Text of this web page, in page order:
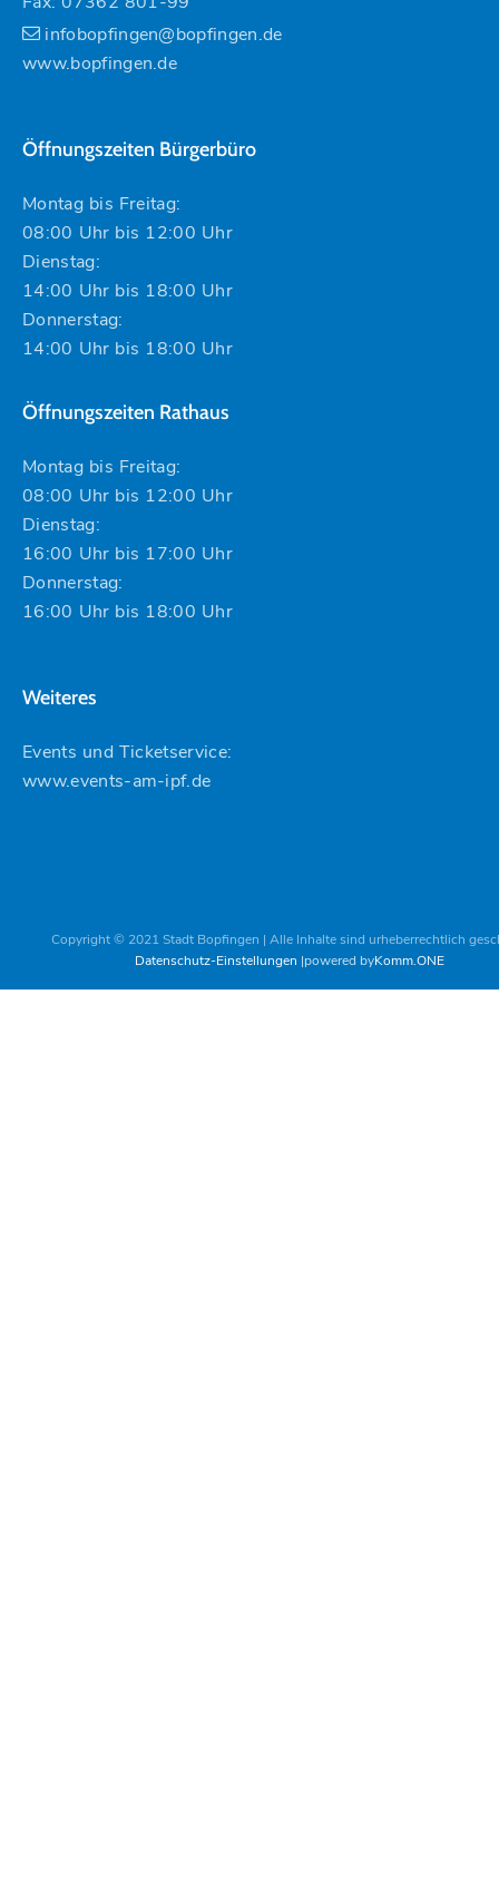
infobopfingen@bopfingen.de
www.bopfingen.de
Öffnungszeiten Bürgerbüro
Montag bis Freitag:
08:00 Uhr bis 12:00 Uhr
Dienstag:
14:00 Uhr bis 18:00 Uhr
Donnerstag:
14:00 Uhr bis 18:00 Uhr
Öffnungszeiten Rathaus
Montag bis Freitag:
08:00 Uhr bis 12:00 Uhr
Dienstag:
16:00 Uhr bis 17:00 Uhr
Donnerstag:
16:00 Uhr bis 18:00 Uhr
Weiteres
Events und Ticketservice:
www.events-am-ipf.de
Copyright © 2021 Stadt Bopfingen | Alle Inhalte sind urheberrechtlich
Datenschutz-Einstellungen powered byKomm.ONE